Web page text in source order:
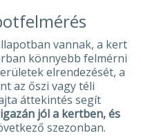
vannak, a kert
könnyebb felmérni
elrendezését, a
az őszi vagy téli
áttekintés segít
jól a kertben, és
szezonban.